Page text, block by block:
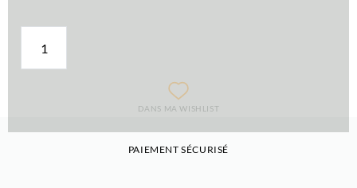
DANS MA WISHLIST
PAIEMENT SÉCURISÉ